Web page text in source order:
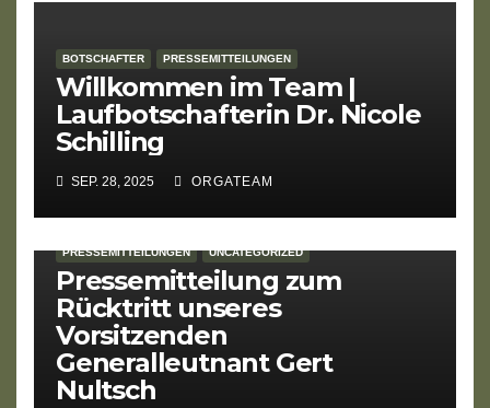
BOTSCHAFTER PRESSEMITTEILUNGEN
Willkommen im Team |
Laufbotschafterin Dr. Nicole
Schilling
SEP. 28, 2025 ORGATEAM
PRESSEMITTEILUNGEN UNCATEGORIZED
Pressemitteilung zum
Rücktritt unseres
Vorsitzenden
Generalleutnant Gert
Nultsch